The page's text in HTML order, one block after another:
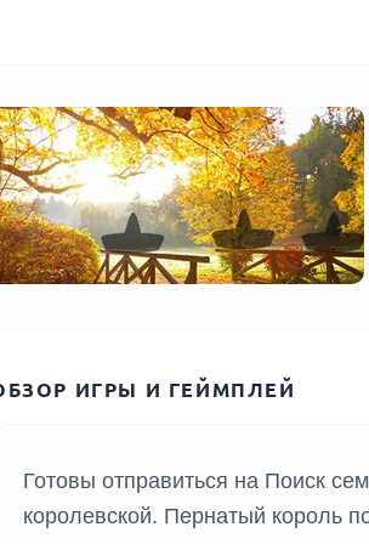
ИГРЫ И ГЕЙМПЛЕЙ
Готовы отправиться на Поиск
королевской. Пернатый король